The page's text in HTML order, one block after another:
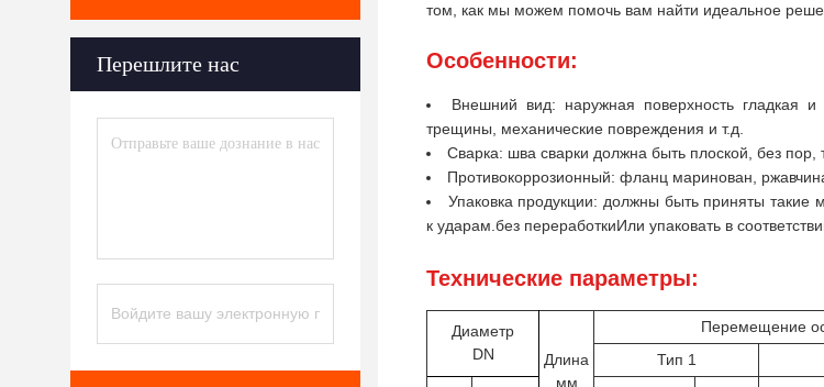
Перешлите нас
том, как мы можем помочь вам найти идеальное
Особенности:
Внешний вид: наружная поверхность гладкая
трещины, механические повреждения и т.д.
Сварка: шва сварки должна быть плоской, без
Противокоррозионный: фланц маринован,
Упаковка продукции: должны быть приняты такие
к ударам.без переработкиИли упаковать в
Технические параметры:
Диаметр
DN
Длина
мм
Перемещение
Тип 1